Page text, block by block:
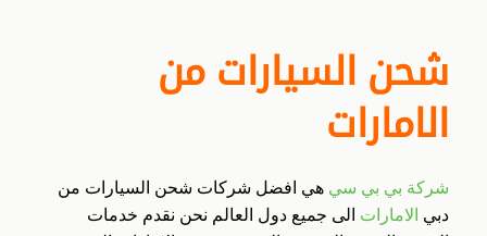
شحن السيارات من
الامارات
شركة بي بي سي هي افضل شركات شحن السيارات من
دبي الامارات الى جميع دول العالم نحن نقدم خدمات